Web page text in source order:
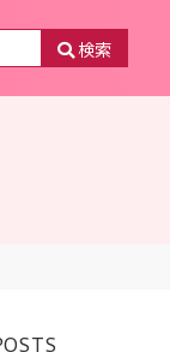
検索